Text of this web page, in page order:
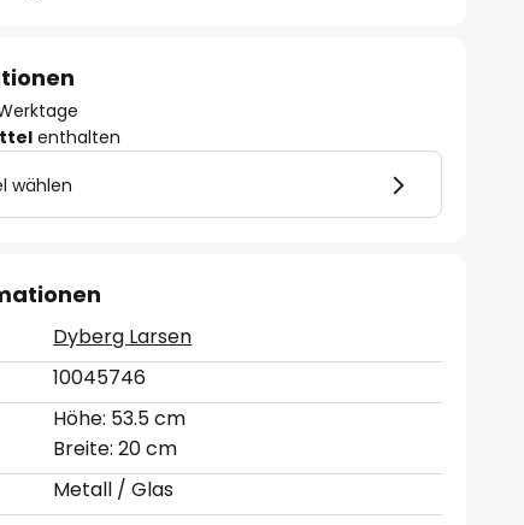
enthalten
wählen
Dyberg Larsen
10045746
Höhe: 53.5 cm
Breite: 20 cm
Metall / Glas